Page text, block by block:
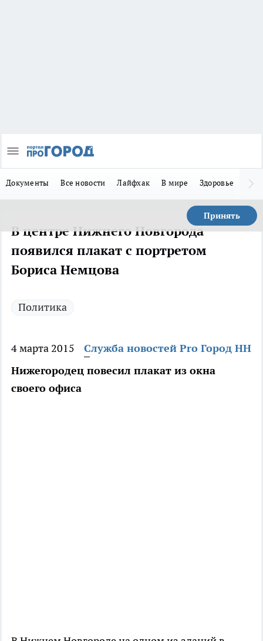
Документы Все новости Лайфхак В мире Здоровье
Принять
В центре Нижнего Новгорода
появился плакат с портретом
Бориса Немцова
Политика
4 марта 2015
Служба новостей Pro Город НН
Нижегородец повесил плакат из окна
своего офиса